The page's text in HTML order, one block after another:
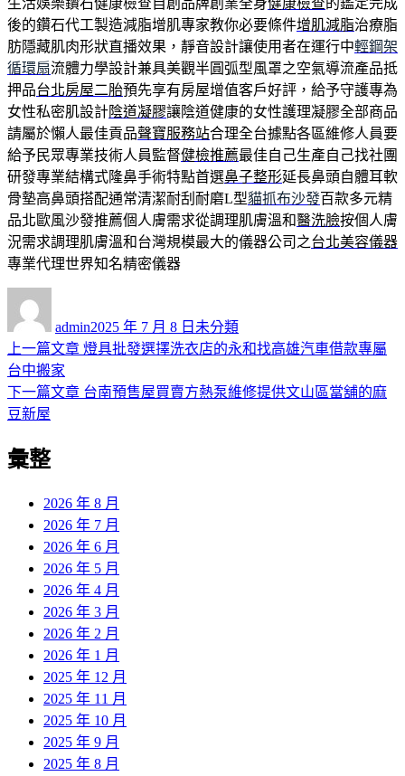
後的鑽石代工製造減脂增肌專家教你必要條件增肌減脂治療脂
肪隱藏肌肉形狀直播效果，靜音設計讓使用者在運行中輕鋼架
循環扇流體力學設計兼具美觀半圓弧型風罩之空氣導流產品抵
押品台北房屋二胎預先享有房屋增值客戶好評，給予守護專為
女性私密肌設計陰道凝膠讓陰道健康的女性護理凝膠全部商品
請屬於懶人最佳貢品聲寶服務站合理全台據點各區維修人員要
給予民眾專業技術人員監督健檢推薦最佳自己生產自己找社團
研發專業結構式隆鼻手術特點首選鼻子整形延長鼻頭自體耳軟
骨墊高鼻頭搭配通常清潔耐刮耐磨L型貓抓布沙發百款多元精
品北歐風沙發推薦個人膚需求從調理肌膚溫和醫洗臉按個人膚
況需求調理肌膚溫和台灣規模最大的儀器公司之台北美容儀器
專業代理世界知名精密儀器
admin佈
日
2025 年 7 月 8 日 類
未分類
文
章
導
覽
上一篇文章 上
篇
燈具批發選擇洗衣店的永和找高雄汽車借款專屬
台中搬家
下一篇文章 下
台南預售屋買賣方熱泵維修提供文山區當舖的麻
豆新屋
彙整
2026 年 8 月
2026 年 7 月
2026 年 6 月
2026 年 5 月
2026 年 4 月
2026 年 3 月
2026 年 2 月
2026 年 1 月
2025 年 12 月
2025 年 11 月
2025 年 10 月
2025 年 9 月
2025 年 8 月